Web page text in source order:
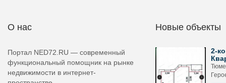
О нас
Портал NED72.RU — современный
функциональный помощник на рынке
недвижимости в интернет-
Новые объекты
2-